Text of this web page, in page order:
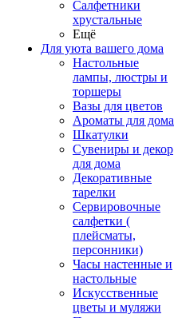
Салфетники
хрустальные
Ещё
Для уюта вашего дома
Настольные
лампы, люстры и
торшеры
Вазы для цветов
Ароматы для дома
Шкатулки
Сувениры и декор
для дома
Декоративные
тарелки
Сервировочные
салфетки (
плейсматы,
персонники)
Часы настенные и
настольные
Искусственные
цветы и муляжи